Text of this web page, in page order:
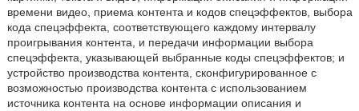
времени видео, приема контента и кодов спецэффектов, выбора
кода спецэффекта, соответствующего каждому интервалу
проигрывания контента, и передачи информации выбора
спецэффекта, указывающей выбранные коды спецэффектов; и
устройство производства контента, сконфигурированное с
возможностью производства контента с использованием
источника контента на основе информации описания и